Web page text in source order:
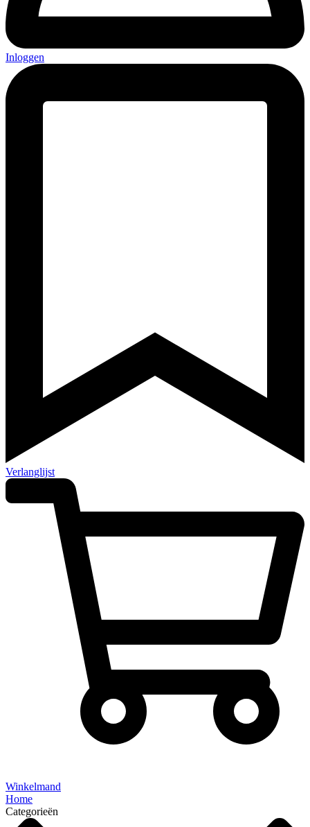
Inloggen
Verlanglijst
Winkelmand
Home
Categorieën